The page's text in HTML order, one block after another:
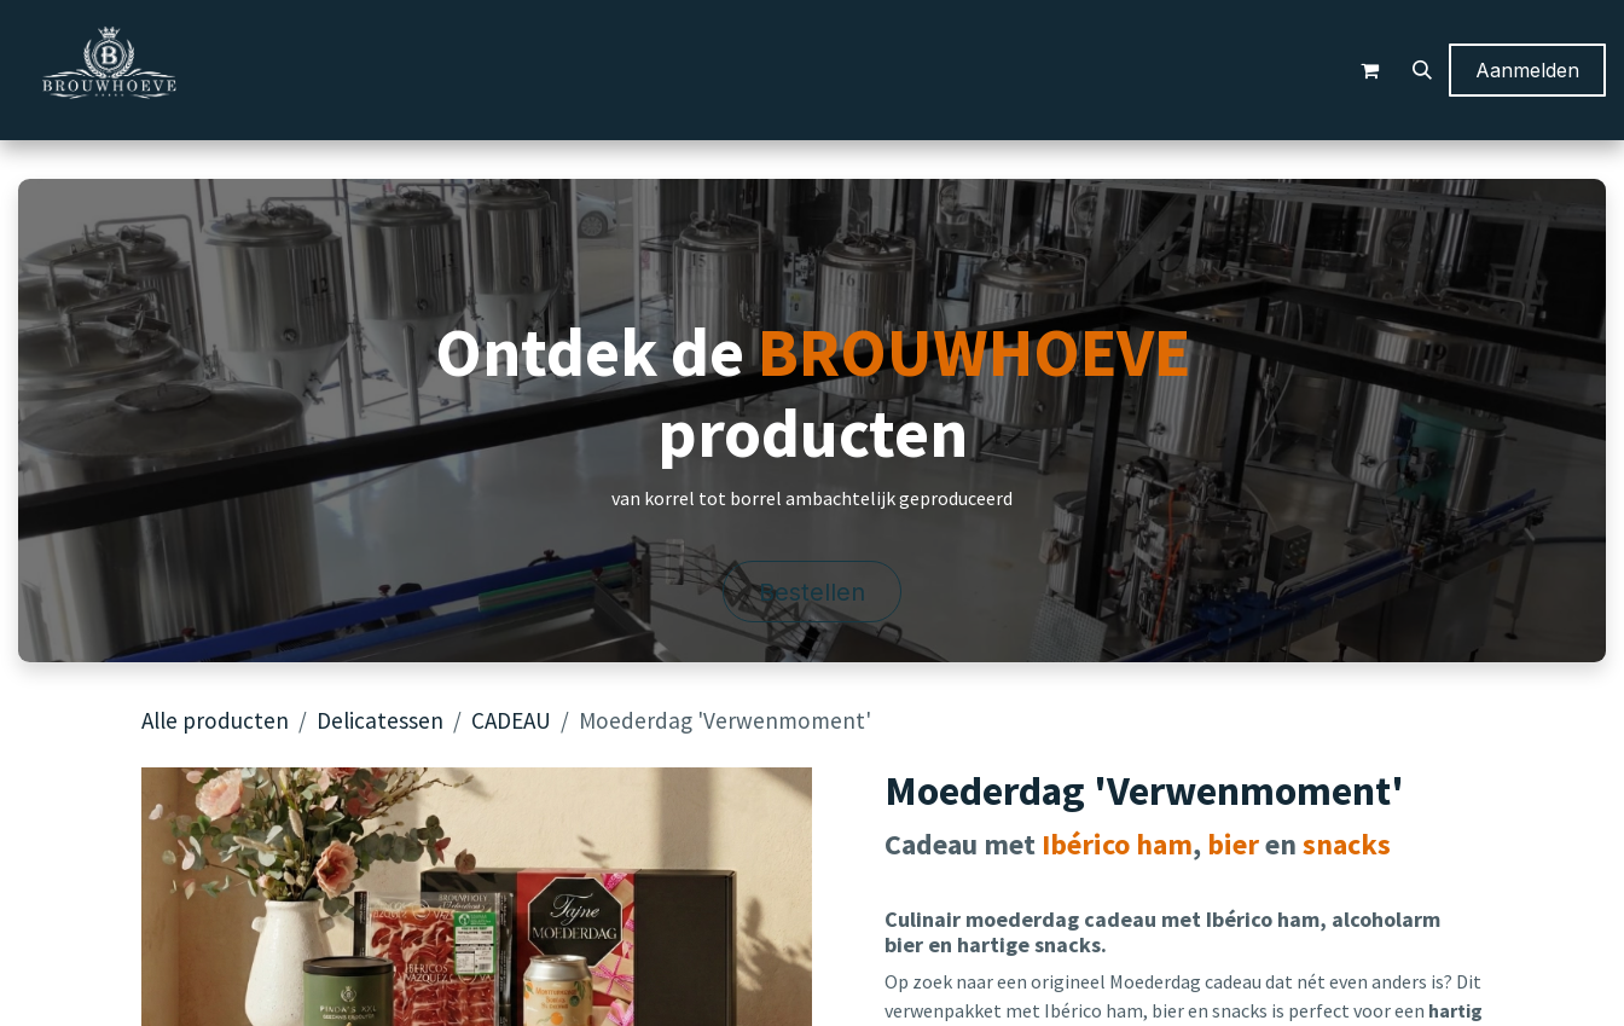
Aanmelden
Ontdek deBROUWHOEVE
producten
van korrel tot borrel ambachtelijk geproduceerd
Bestellen
Alle producten Delicatessen CADEAU Moederdag 'Verwenmoment'
Moederdag 'Verwenmoment'
Cadeau met Ibérico ham, bierensnacks
Culinair moederdag cadeau met Ibérico ham, alcoholarm
bier en hartige snacks.
Op zoek naar een origineel Moederdag cadeau dat nét even anders is? Dit
verwenpakket met Ibérico ham, bier en snacks is perfect voor een hartig